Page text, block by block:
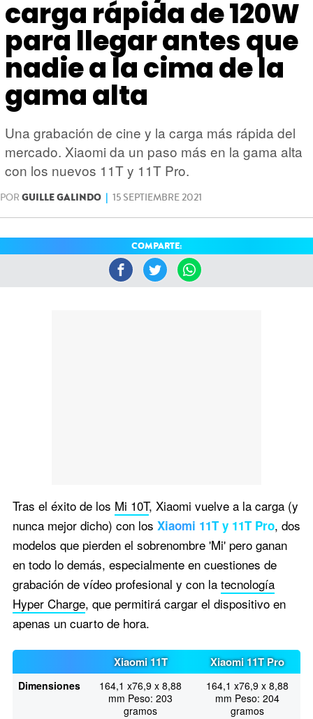
carga rápida de 120W
para llegar antes que
nadie a la cima de la
gama alta
Una grabación de cine y la carga más rápida del
mercado. Xiaomi da un paso más en la gama alta
con los nuevos 11T y 11T Pro.
POR GUILLE GALINDO | 15 SEPTIEMBRE 2021
COMPARTE:
Tras el éxito de los Mi 10T, Xiaomi vuelve a la carga (y
nunca mejor dicho) con los Xiaomi 11T y 11T Pro, dos
modelos que pierden el sobrenombre 'Mi' pero ganan
en todo lo demás, especialmente en cuestiones de
grabación de vídeo profesional y con la tecnología
Hyper Charge, que permitirá cargar el dispositivo en
apenas un cuarto de hora.
Xiaomi 11T Xiaomi 11T Pro
Dimensiones
164,1 x76,9 x 8,88
mm Peso: 203
gramos
164,1 x76,9 x 8,88
mm Peso: 204
gramos